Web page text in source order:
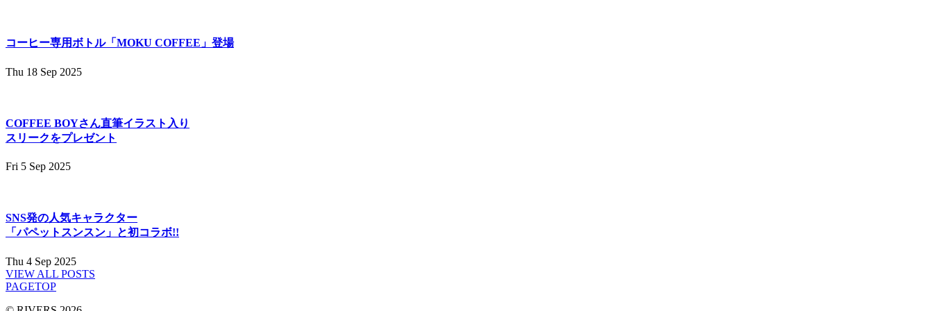
コーヒー専用ボトル「MOKU COFFEE」登場
Thu 18 Sep 2025
COFFEE BOYさん直筆イラスト入り
スリークをプレゼント
Fri 5 Sep 2025
SNS発の人気キャラクター
「パペットスンスン」と初コラボ!!
Thu 4 Sep 2025
VIEW ALL POSTS
PAGETOP